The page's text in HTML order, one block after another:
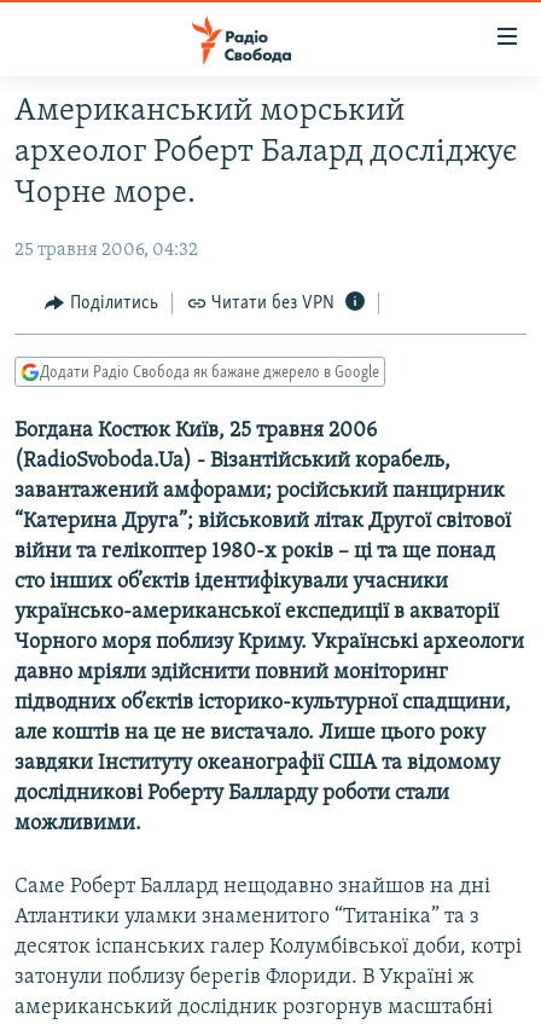
Перейти
до
основного
матеріалу
Перейти
до
навігації
Перейти
до
РАДІО СВОБОДА – 70 РОКІВ
ВСЕ ЗА ДОБУ
СТАТТІ
ПОЛІТИКА
ЕКОНОМІКА
КУЛЬТУРА
СПОРТ
СВІТ
ВІЙНА
РОСІЙСЬКА «ФІЛЬТРАЦІЯ»
КРИМ.РЕАЛІЇ
ТИ ЯК?
СХЕМИ
КИТАЙ.ВИКЛИКИ
МУЛЬТИМЕДІА
ФОТО
СПЕЦПРОЄКТИ
ПОДКАСТИ
КРИМ РЕАЛІЇ
РУС
УКР
КТАТ
ДОЛУЧАЙСЯ!
Американський морський
археолог Роберт Балард досліджує
Чорне море.
25 травня 2006, 04:32
Поділитись Читати без VPN
Додати Радіо Свобода як бажане джерело в Google
Богдана Костюк Київ, 25 травня 2006
(RadioSvoboda.Ua) - Візантійський корабель,
завантажений амфорами; російський панцирник
“Катерина Друга”; військовий літак Другої світової
війни та гелікоптер 1980-х років – ці та ще понад
сто інших об’єктів ідентифікували учасники
українсько-американської експедиції в акваторії
Чорного моря поблизу Криму. Українські археологи
давно мріяли здійснити повний моніторинг
підводних об’єктів історико-культурної спадщини,
але коштів на це не вистачало. Лише цього року
завдяки Інституту океанографії США та відомому
дослідникові Роберту Балларду роботи стали
можливими.
Саме Роберт Баллард нещодавно знайшов на дні
Атлантики уламки знаменитого “Титаніка” та з
десяток іспанських галер Колумбівської доби, котрі
затонули поблизу берегів Флориди. В Україні ж
американський дослідник розгорнув масштабні